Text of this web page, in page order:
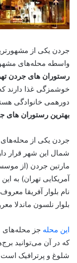
جردن یکی از
واسطه محله‌های
رستوران های جردن
خوشمزگی غذا دارند
دورهمی خانوادگی
بهترین رستوران های
جردن یکی از
شمال این شهر قرار
مارتین جردن (از
آمریکایی تهران) به
بلوار نلسون ماندلا
این محله جز
که در آن می‌توانید
شلوغ و پرترافیک است